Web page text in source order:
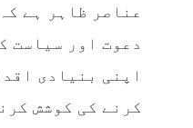
عناصر ظاہر ہے
دعوت اور سیاست
اپنی بنیادی
کرنے کی کوشش